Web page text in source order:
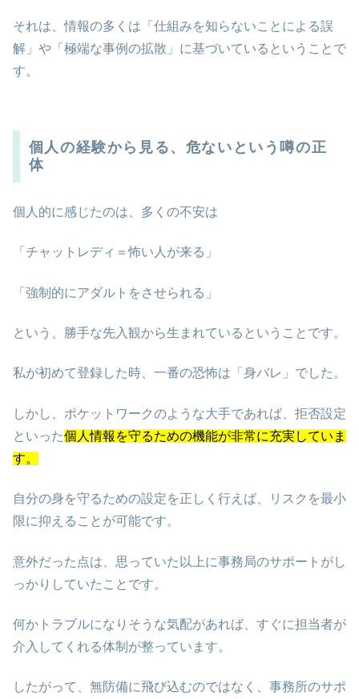
それは、情報の多くは「仕組みを知らないことによる誤
解」や「極端な事例の拡散」に基づいているということで
す。
個人の経験から見る、危ないという噂の正
体
個人的に感じたのは、多くの不安は
「チャットレディ＝怖い人が来る」
「強制的にアダルトをさせられる」
という、勝手な先入観から生まれているということです。
私が初めて登録した時、一番の恐怖は「身バレ」でした。
しかし、ポケットワークのような大手であれば、拒否設定
といった個人情報を守るための機能が非常に充実していま
す。
自分の身を守るための設定を正しく行えば、リスクを最小
限に抑えることが可能です。
意外だった点は、思っていた以上に事務局のサポートがし
っかりしていたことです。
何かトラブルになりそうな気配があれば、すぐに担当者が
介入してくれる体制が整っています。
したがって、無防備に飛び込むのではなく、事務所のサポ